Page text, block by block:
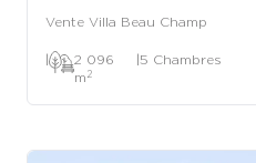
Vente Villa Beau Champ
|
2 096
m 2
|5 Chambres